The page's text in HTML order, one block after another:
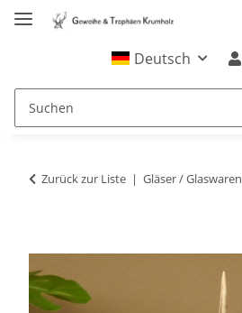
Deutsch
Zurück zur Liste Gläser / Glaswaren